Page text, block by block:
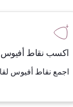
اكسب نقاط أفيوس
اجمع نقاط أفيوس